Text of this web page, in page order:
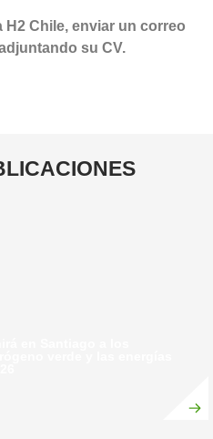
H2 Chile, enviar un correo
su CV.